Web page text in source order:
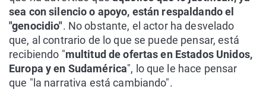
sea con silencio o apoyo, están respaldando el
"genocidio". No obstante, el actor ha desvelado
que, al contrario de lo que se puede pensar, está
recibiendo "multitud de ofertas en Estados Unidos,
Europa y en Sudamérica", lo que le hace pensar
que "la narrativa está cambiando".